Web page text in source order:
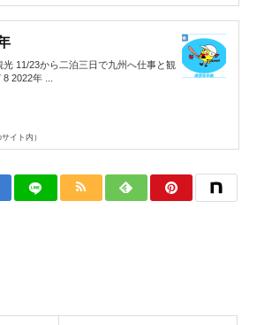
11/23から二泊三日で九州へ仕事と観
8 2022年 ...
イト内）